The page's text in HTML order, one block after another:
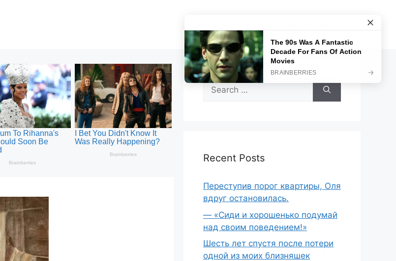
Search
for:
Recent Posts
Переступив порог квартиры, Оля
вдруг остановилась.
— «Сиди и хорошенько подумай
над своим поведением!»
Шесть лет спустя после потери
одной из моих близняшек